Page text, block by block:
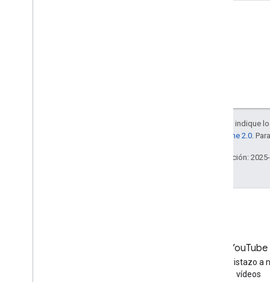
A menos que se indique
licencia Apache 2.0 .
Última actualización:
YouTube
Echa un vistazo a
vídeos